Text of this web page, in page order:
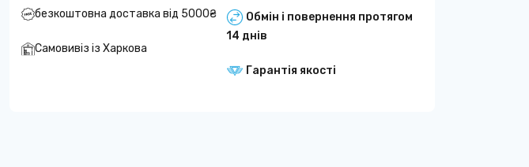
безкоштовна доставка від 5000₴
Самовивіз із Харкова
Обмін і повернення протягом
14 днів
Гарантія якості